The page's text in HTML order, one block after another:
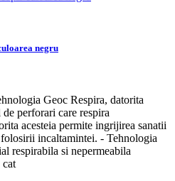
negru
Geoc Respira, datorita
perforari care respira
acesteia permite ingrijirea sanatii
incaltamintei. - Tehnologia
respirabila si nepermeabila
cat